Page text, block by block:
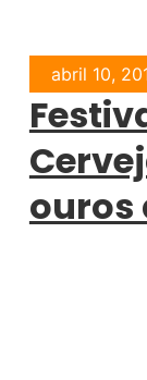
abril 10,
ouros